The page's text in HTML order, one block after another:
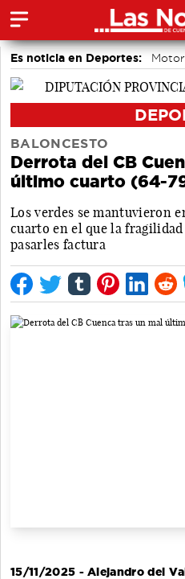
Es noticia en Deportes: Motor
Piragüismo
Fútbol
BALONCESTO
Derrota del CB
último cuarto (64-
Los verdes se mantuvieron
cuarto en el que la
pasarles factura
15/11/2025 - Alejandro del